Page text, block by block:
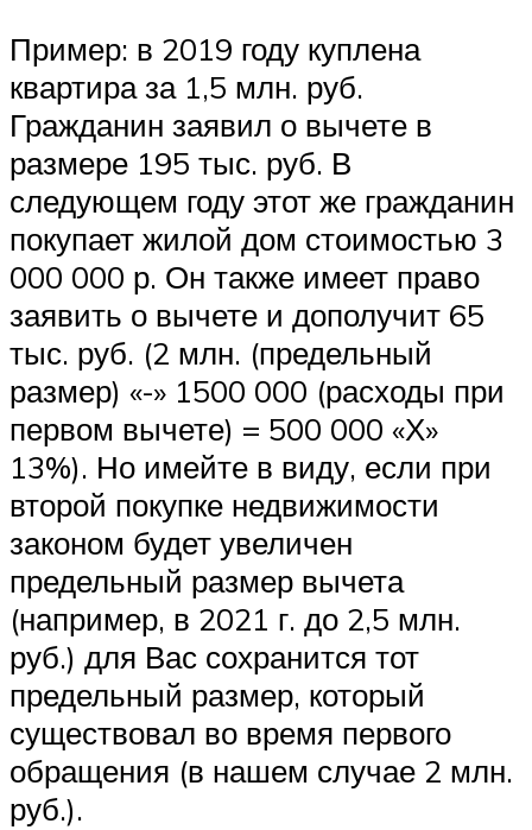
Пример: в 2019 году куплена
квартира за 1,5 млн. руб.
Гражданин заявил о вычете в
размере 195 тыс. руб. В
следующем году этот же гражданин
покупает жилой дом стоимостью 3
000 000 р. Он также имеет право
заявить о вычете и дополучит 65
тыс. руб. (2 млн. (предельный
размер) «-» 1500 000 (расходы при
первом вычете) = 500 000 «Х»
13%). Но имейте в виду, если при
второй покупке недвижимости
законом будет увеличен
предельный размер вычета
(например, в 2021 г. до 2,5 млн.
руб.) для Вас сохранится тот
предельный размер, который
существовал во время первого
обращения (в нашем случае 2 млн.
руб.).